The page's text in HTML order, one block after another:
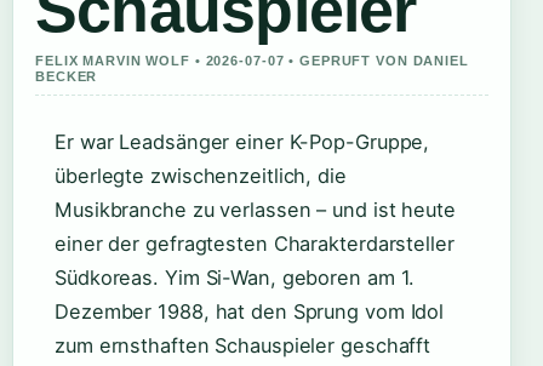
FELIX MARVIN WOLF • 2026-07-07 • GEPRUFT VON DANIEL
BECKER
Er war Leadsänger einer K-Pop-Gruppe,
überlegte zwischenzeitlich, die
Musikbranche zu verlassen – und ist heute
einer der gefragtesten Charakterdarsteller
Südkoreas. Yim Si-Wan, geboren am 1.
Dezember 1988, hat den Sprung vom Idol
zum ernsthaften Schauspieler geschafft